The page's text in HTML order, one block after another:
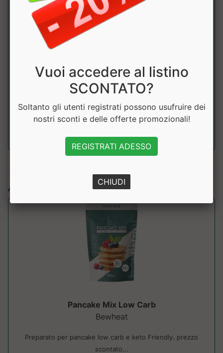
di cui saturi 0.85g
Carboidrati
zuccheri
1.7g
Sale 0.58g
Articoli simili:
Pancake Mix Low Carb
Bewheat
Preparato per pancake low carb e keto Friendly. prezzo
scontato...
Vuoi accedere al listino
SCONTATO?
Soltanto gli utenti registrati possono usufruire dei
nostri sconti e delle offerte promozionali!
REGISTRATI ADESSO
CHIUDI